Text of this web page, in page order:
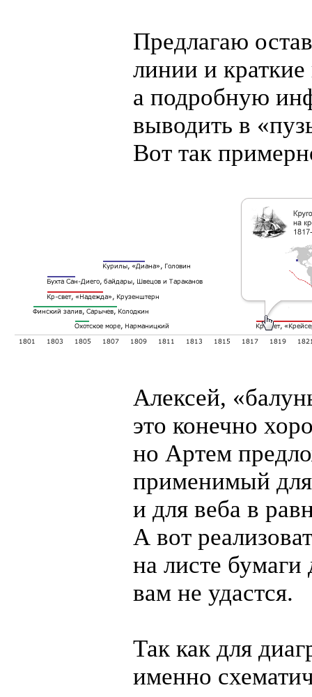
Предлагаю
линии и
а подробную
выводить в
Вот так
Алексей,
это конечно
но Артем
применимый
и для веба в
А вот
на листе
вам не удастся.
Так как для
именно